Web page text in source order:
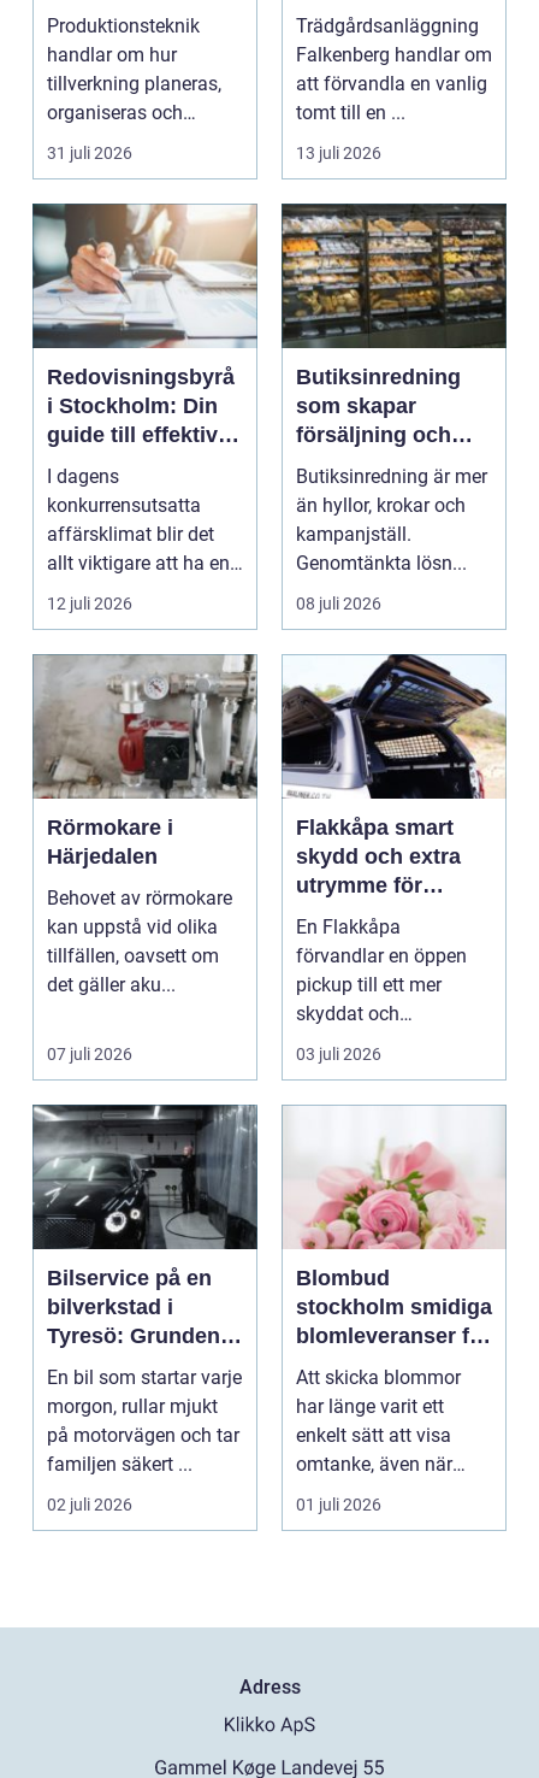
Produktionsteknik
handlar om hur
tillverkning planeras,
organiseras och
genomförs i praktiken.
31 juli 2026
gräsmatta till
genomtänkt helhet
Trädgårdsanläggning
Falkenberg handlar om
att förvandla en vanlig
tomt till en ...
13 juli 2026
Redovisningsbyrå
i Stockholm: Din
guide till effektiv
redovisning i
Stockholm
I dagens
konkurrensutsatta
affärsklimat blir det
allt viktigare att ha en
redovisningsbyrå...
12 juli 2026
Butiksinredning
som skapar
försäljning och
trivsel
Butiksinredning är mer
än hyllor, krokar och
kampanjställ.
Genomtänkta lösn...
08 juli 2026
Rörmokare i
Härjedalen
Behovet av rörmokare
kan uppstå vid olika
tillfällen, oavsett om
det gäller aku...
07 juli 2026
Flakkåpa smart
skydd och extra
utrymme för
pickup
En Flakkåpa
förvandlar en öppen
pickup till ett mer
skyddat och
användbart fordon.
03 juli 2026
Bilservice på en
bilverkstad i
Tyresö: Grunden
för en trygg och
hållbar bilvardag
En bil som startar varje
morgon, rullar mjukt
på motorvägen och tar
familjen säkert ...
02 juli 2026
Blombud
stockholm smidiga
blomleveranser för
alla tillfällen
Att skicka blommor
har länge varit ett
enkelt sätt att visa
omtanke, även när
avståndet är stort ell...
01 juli 2026
Adress